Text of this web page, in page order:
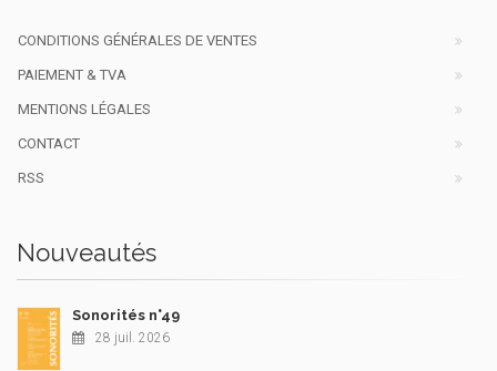
CONDITIONS GÉNÉRALES DE VENTES
PAIEMENT & TVA
MENTIONS LÉGALES
CONTACT
RSS
Nouveautés
Sonorités n°49
28 juil. 2026